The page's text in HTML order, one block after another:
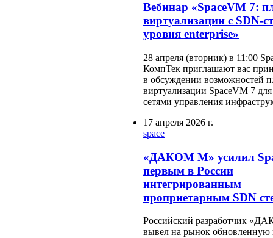
Вебинар «SpaceVM 7:
виртуализации с SDN-
уровня enterprise»
28 апреля (вторник) в 11:00
КомпТек приглашают вас
в обсуждении возможностей
виртуализации SpaceVM 7
сетями управления
17 апреля 2026 г.
space
«ДАКОМ М» усилил
первым в России
интегрированным
проприетарным SDN
Российский разработчик
вывел на рынок обновленную